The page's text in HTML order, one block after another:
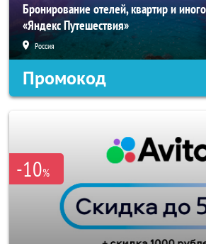
Бронирование отелей, квартир и
«Яндекс Путешествия»
Россия
Промокод
-10%